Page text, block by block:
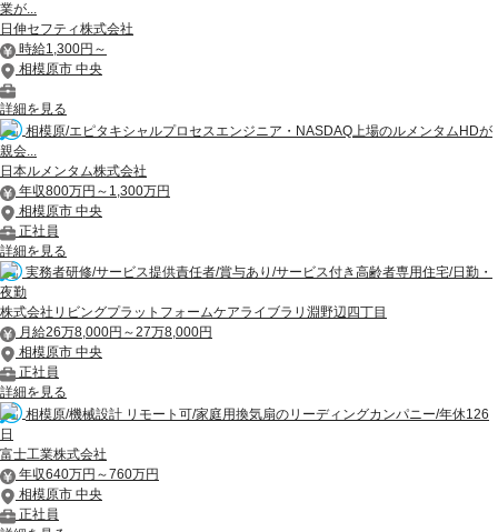
業が...
日伸セフティ株式会社
時給1,300円～
相模原市 中央
詳細を見る
相模原/エピタキシャルプロセスエンジニア・NASDAQ上場のルメンタムHDが
親会...
日本ルメンタム株式会社
年収800万円～1,300万円
相模原市 中央
正社員
詳細を見る
実務者研修/サービス提供責任者/賞与あり/サービス付き高齢者専用住宅/日勤・
夜勤
株式会社リビングプラットフォームケアライブラリ淵野辺四丁目
月給26万8,000円～27万8,000円
相模原市 中央
正社員
詳細を見る
相模原/機械設計 リモート可/家庭用換気扇のリーディングカンパニー/年休126
日
富士工業株式会社
年収640万円～760万円
相模原市 中央
正社員